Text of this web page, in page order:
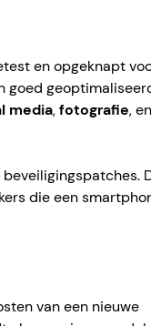
en opgeknapt
goed
media,fotografie, en
die een
van een nieuwe